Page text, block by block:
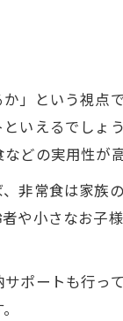
第一歩
びの方法
イント
の強化策
ポート
」という視点
いえるでしょ
どの実用性が
非常食は家族
や小さなお子
ポートも行っ